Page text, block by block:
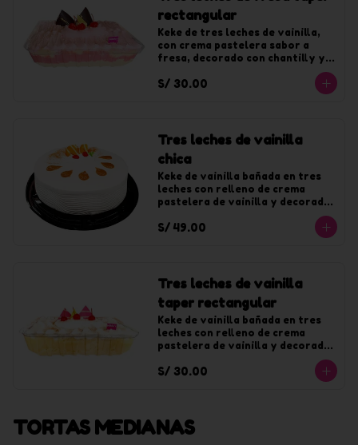
rectangular
Keke de tres leches de vainilla,
con crema pastelera sabor a
fresa, decorado con chantilly y
S/ 30.00
Tres leches de vainilla
chica
Keke de vainilla bañada en tres
leches con relleno de crema
pastelera de vainilla y decorado
con chantilly de vainilla. Para 10
tajadas
S/ 49.00
Tres leches de vainilla
taper rectangular
Keke de vainilla bañada en tres
leches con relleno de crema
pastelera de vainilla y decorado
S/ 30.00
TORTAS MEDIANAS